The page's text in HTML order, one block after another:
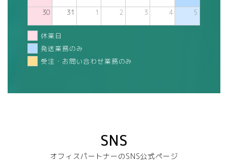
30 31 1 2 3 4 5
休業日
発送業務のみ
受注・お問い合わせ業務のみ
SNS
オフィスパートナーのSNS公式ページ